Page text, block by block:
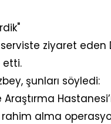
ziyaret eden
etti.
şunları söyledi:
Araştırma
alma